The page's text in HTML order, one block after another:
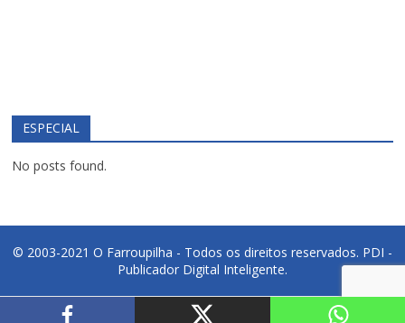
ESPECIAL
No posts found.
© 2003-2021 O Farroupilha - Todos os direitos reservados. PDI -
Publicador Digital Inteligente.